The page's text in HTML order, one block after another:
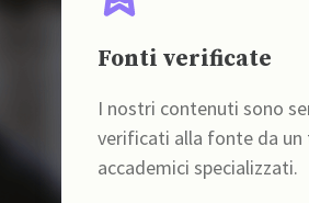
Fonti verificate
I nostri contenuti sono
verificati alla fonte da un
accademici specializzati.